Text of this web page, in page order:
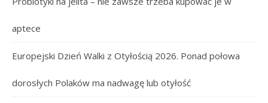
aptece
Europejski Dzień Walki z Otyłością 2026. Ponad połowa
dorosłych Polaków ma nadwagę lub otyłość